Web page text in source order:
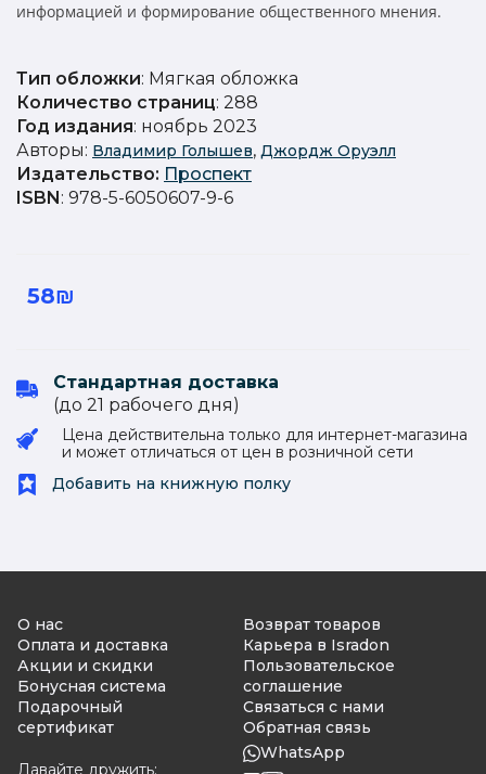
информацией и формирование общественного мнения.
Тип обложки: Мягкая обложка
Количество страниц: 288
Год издания: ноябрь 2023
Авторы: Владимир Голышев, Джордж Оруэлл
Издательство: Проспект
ISBN: 978-5-6050607-9-6
58₪
Стандартная доставка
(до 21 рабочего дня)
Цена действительна только для интернет-магазина
и может отличаться от цен в розничной сети
Добавить на книжную полку
О нас
Оплата и доставка
Акции и скидки
Бонусная система
Подарочный
сертификат
Возврат товаров
Карьера в Isradon
Пользовательское
соглашение
Связаться с нами
Обратная связь
WhatsApp